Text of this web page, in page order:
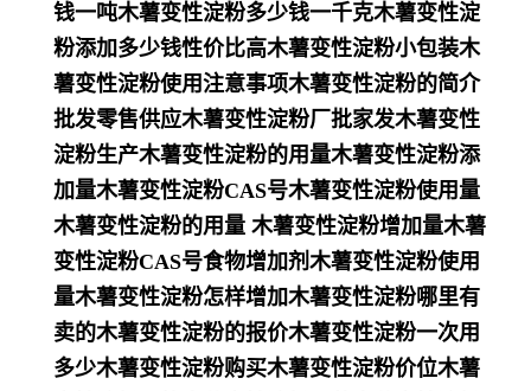
钱一吨木薯变性淀粉多少钱一千克木薯变性淀
粉添加多少钱性价比高木薯变性淀粉小包装木
薯变性淀粉使用注意事项木薯变性淀粉的简介
批发零售供应木薯变性淀粉厂批家发木薯变性
淀粉生产木薯变性淀粉的用量木薯变性淀粉添
加量木薯变性淀粉CAS号木薯变性淀粉使用量
木薯变性淀粉的用量 木薯变性淀粉增加量木薯
变性淀粉CAS号食物增加剂木薯变性淀粉使用
量木薯变性淀粉怎样增加木薯变性淀粉哪里有
卖的木薯变性淀粉的报价木薯变性淀粉一次用
多少木薯变性淀粉购买木薯变性淀粉价位木薯